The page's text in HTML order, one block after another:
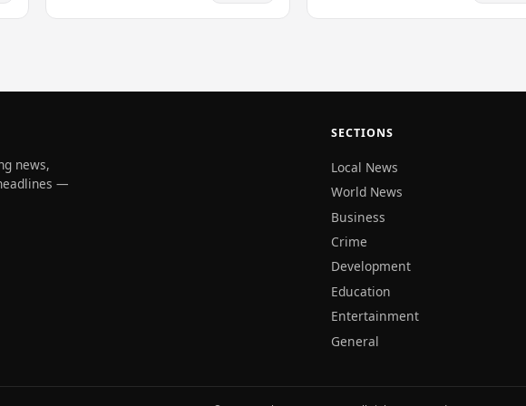
අස්ථාවර තත්ත්වය මැඩපැවැත්වීම…
ඇති අතර, තත්ත්වය…
news,
—
SECTIONS
Local News
World News
Business
Crime
Development
Education
Entertainment
General